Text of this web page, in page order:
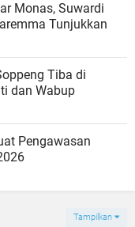
Monas, Suwardi
Tunjukkan
Tiba di
dan Wabup
Pengawasan
Tampilkan